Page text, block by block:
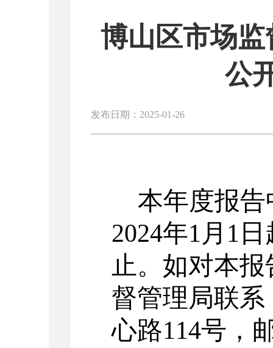
博山区市场
公
发布日期：2025-01-26
本年度报
2024年1 月 1
止。如对本
督管理局联
心路114号，